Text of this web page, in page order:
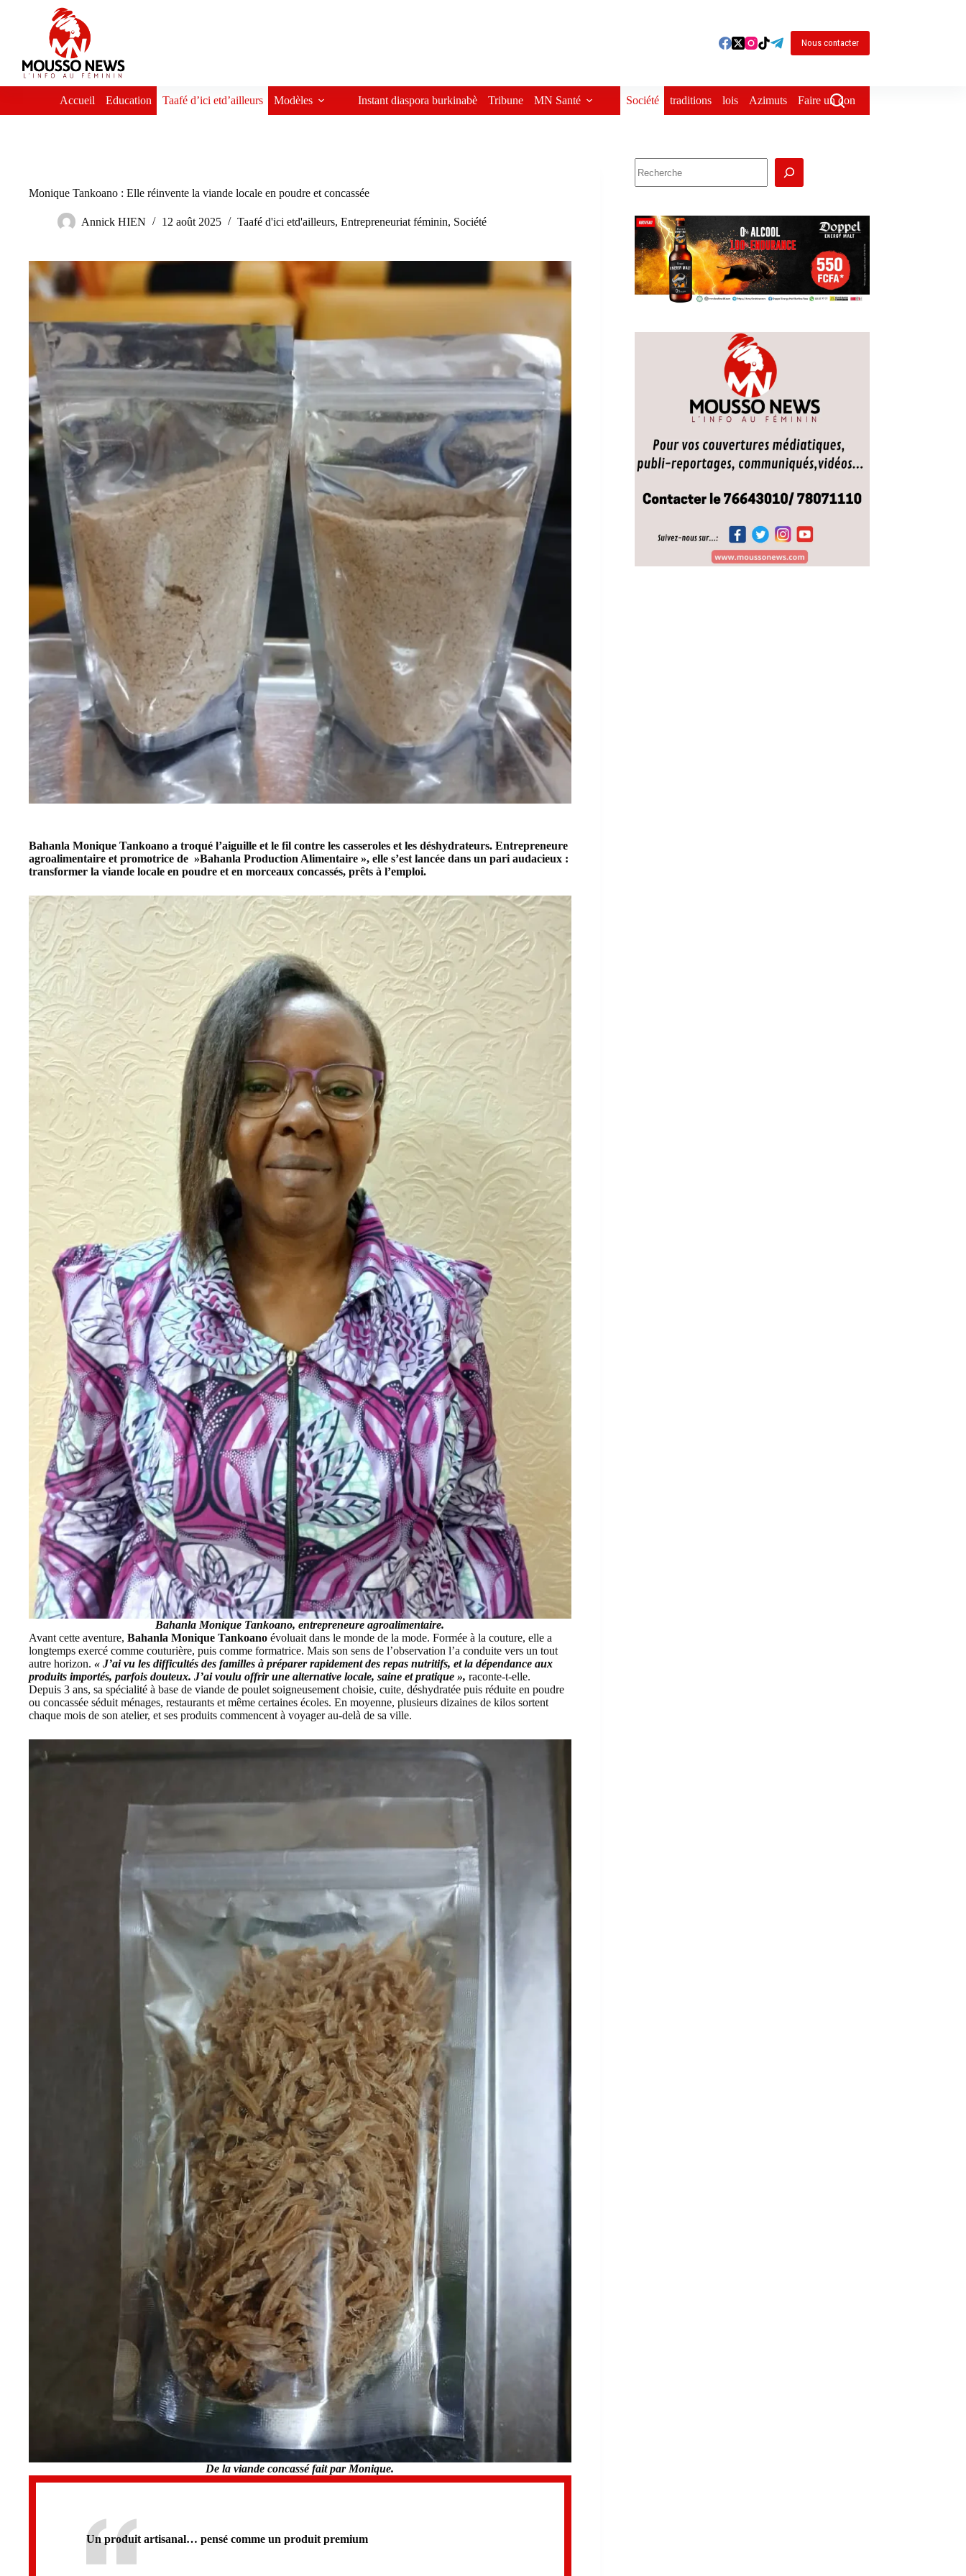
Nous contacter
Accueil Education Taafé d’ici etd’ailleurs Modèles Instant diaspora burkinabè Tribune MN Santé Société traditions lois Azimuts Faire un don
Monique Tankoano : Elle réinvente la viande locale en poudre et concassée
Annick HIEN 12 août 2025 Taafé d'ici etd'ailleurs, Entrepreneuriat féminin, Société
Bahanla Monique Tankoano a troqué l’aiguille et le fil contre les casseroles et les déshydrateurs. Entrepreneure
agroalimentaire et promotrice de »Bahanla Production Alimentaire », elle s’est lancée dans un pari audacieux :
transformer la viande locale en poudre et en morceaux concassés, prêts à l’emploi.
Bahanla Monique Tankoano, entrepreneure agroalimentaire.
Avant cette aventure, Bahanla Monique Tankoano évoluait dans le monde de la mode. Formée à la couture, elle a
longtemps exercé comme couturière, puis comme formatrice. Mais son sens de l’observation l’a conduite vers un tout
autre horizon. « J’ai vu les difficultés des familles à préparer rapidement des repas nutritifs, et la dépendance aux
produits importés, parfois douteux. J’ai voulu offrir une alternative locale, saine et pratique », raconte-t-elle.
Depuis 3 ans, sa spécialité à base de viande de poulet soigneusement choisie, cuite, déshydratée puis réduite en poudre
ou concassée séduit ménages, restaurants et même certaines écoles. En moyenne, plusieurs dizaines de kilos sortent
chaque mois de son atelier, et ses produits commencent à voyager au-delà de sa ville.
De la viande concassé fait par Monique.
Un produit artisanal… pensé comme un produit premium